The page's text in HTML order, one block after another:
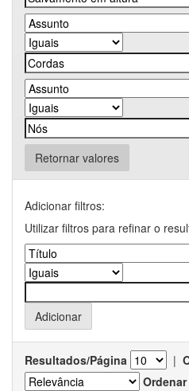
Retornar valores
Adicionar filtros:
Utilizar filtros para refinar o
Resultados/Página |
Ordenar